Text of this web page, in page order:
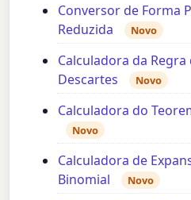
Conversor de Forma
Reduzida
Novo
Calculadora da Regra
Descartes
Novo
Calculadora do
Novo
Calculadora de
Binomial
Novo